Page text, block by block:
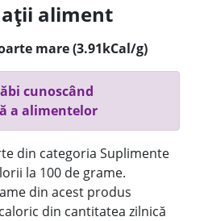
aliment
mare (3.91kCal/g)
cunoscând
a alimentelor
din categoria Suplimente
la 100 de grame.
din acest produs
din cantitatea zilnică